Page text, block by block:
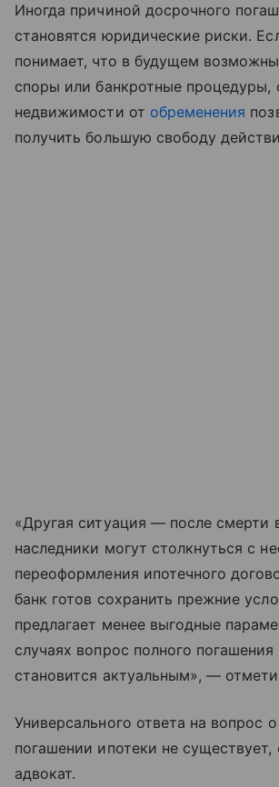
Иногда причиной досрочного
становятся юридические риски.
понимает, что в будущем
споры или банкротные процедуры,
недвижимости от обременения
получить большую свободу
«Другая ситуация — после смерти
наследники могут столкнуться с
переоформления ипотечного
банк готов сохранить прежние
предлагает менее выгодные
случаях вопрос полного
становится актуальным», —
Универсального ответа на вопрос
погашении ипотеки не существует,
адвокат.